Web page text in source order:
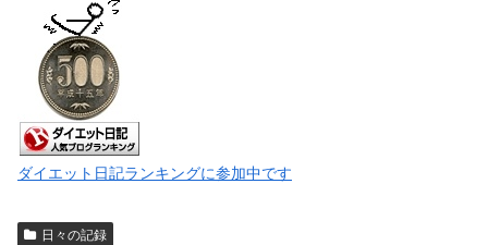
ダイエット日記ランキングに参加中です
日々の記録